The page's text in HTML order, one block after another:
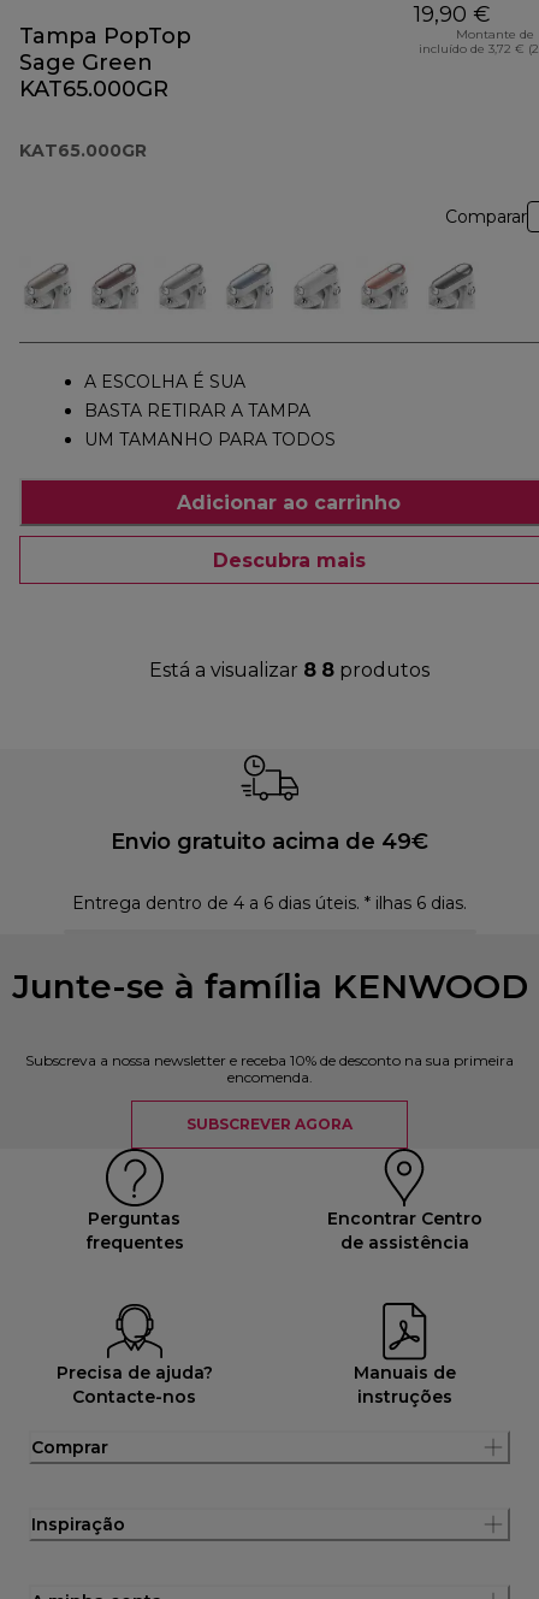
Tampa PopTop
Sage Green
KAT65.000GR
KAT65.000GR
19,90 €
Montante de
incluído de 3,72 €
Comparar
A ESCOLHA É SUA
BASTA RETIRAR A TAMPA
UM TAMANHO PARA TODOS
Adicionar ao carrinho
Descubra mais
Está a visualizar 8 8produtos
Envio gratuito acima de 49€
Entrega dentro de 4 a 6 dias úteis. * ilhas 6 dias.
Junte-se à família KENWOOD
Subscreva a nossa newsletter e receba 10% de desconto na sua primeira
encomenda.
SUBSCREVER AGORA
Perguntas
frequentes
Encontrar Centro
de assistência
Precisa de ajuda?
Contacte-nos
Manuais de
instruções
Comprar
Inspiração